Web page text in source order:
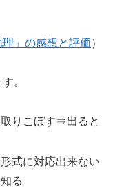
理」の感想と評価）
。
りこぼす⇒出ると
式に対応出来ない
る